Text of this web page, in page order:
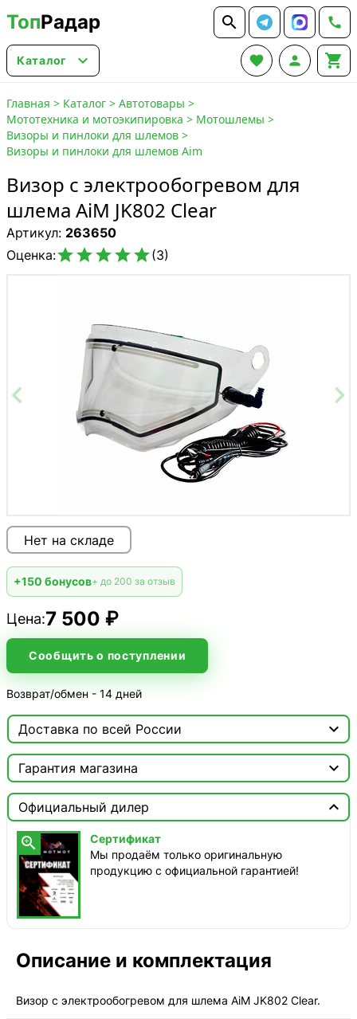
ТопРадар  
Каталог    
Главная > Каталог > Автотовары >
Мототехника и мотоэкипировка > Мотошлемы >
Визоры и пинлоки для шлемов >
Визоры и пинлоки для шлемов Aim
Визор с электрообогревом для
шлема AiM JK802 Clear
Артикул: 263650
Оценка:(3)
Нет на складе
+150 бонусов+ до 200 за отзыв
Цена:7 500 ₽
Сообщить о поступлении
Возврат/обмен - 14 дней
Доставка по всей России 

Доставка этого товара недоступна
Гарантия магазина

Сертификат
Мы продаём только оригинальную продукцию с
официальной гарантией!
Официальный дилер


Сертификат
Мы продаём только оригинальную
продукцию с официальной гарантией!
Описание и комплектация
Визор с электрообогревом для шлема AiM JK802 Clear.